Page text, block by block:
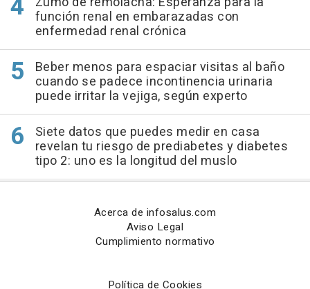
función renal en embarazadas con
enfermedad renal crónica
Beber menos para espaciar visitas al baño
cuando se padece incontinencia urinaria
puede irritar la vejiga, según experto
Siete datos que puedes medir en casa
revelan tu riesgo de prediabetes y diabetes
tipo 2: uno es la longitud del muslo
Acerca de infosalus.com
Aviso Legal
Cumplimiento normativo
Política de Cookies